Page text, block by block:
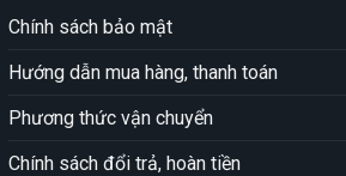
Chính sách bảo mật
Hướng dẫn mua hàng, thanh toán
Phương thức vận chuyển
Chính sách đổi trả, hoàn tiền